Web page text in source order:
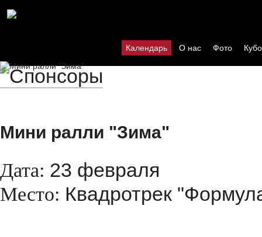
Календарь О нас Фото
Мини ралли "Зима"
Дата: 23 февраля
Место: Квадротрек